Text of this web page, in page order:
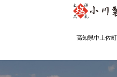
高知県中土佐